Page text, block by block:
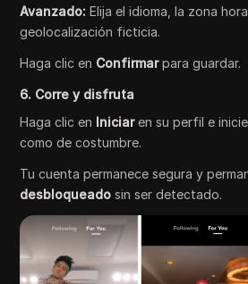
Avanzado: Elija el idioma, la zona
geolocalización ficticia.
Haga clic en Confirmarpara guardar.
6. Corre y disfruta
Haga clic en Iniciaren su perfil e
como de costumbre.
Tu cuenta permanece segura y
desbloqueado sin ser detectado.